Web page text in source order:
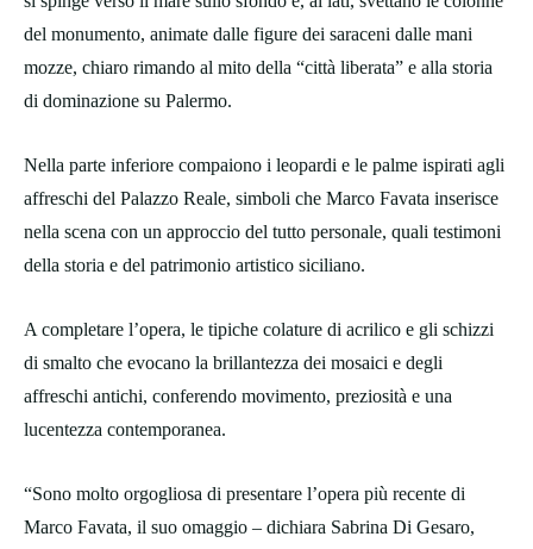
del monumento, animate dalle figure dei saraceni dalle mani
mozze, chiaro rimando al mito della “città liberata” e alla storia
di dominazione su Palermo.
Nella parte inferiore compaiono i leopardi e le palme ispirati agli
affreschi del Palazzo Reale, simboli che Marco Favata inserisce
nella scena con un approccio del tutto personale, quali testimoni
della storia e del patrimonio artistico siciliano.
A completare l’opera, le tipiche colature di acrilico e gli schizzi
di smalto che evocano la brillantezza dei mosaici e degli
affreschi antichi, conferendo movimento, preziosità e una
lucentezza contemporanea.
“Sono molto orgogliosa di presentare l’opera più recente di
Marco Favata, il suo omaggio – dichiara Sabrina Di Gesaro,